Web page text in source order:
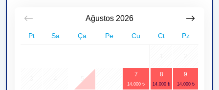
Ağustos 2026
Pt Sa Ça Pe Cu Ct Pz
5
7 8 9